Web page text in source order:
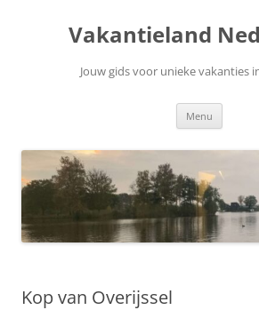
Vakantieland
Jouw gids voor unieke vakanties
Menu
Kop van Overijssel